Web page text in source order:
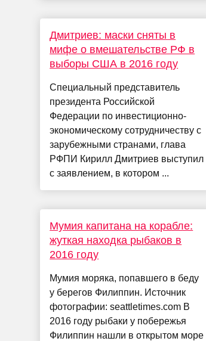
Дмитриев: маски сняты в
мифе о вмешательстве РФ в
выборы США в 2016 году
Специальный представитель
президента Российской
Федерации по инвестиционно-
экономическому сотрудничеству с
зарубежными странами, глава
РФПИ Кирилл Дмитриев выступил
с заявлением, в котором ...
Мумия капитана на корабле:
жуткая находка рыбаков в
2016 году
Мумия моряка, попавшего в беду
у берегов Филиппин. Источник
фотографии: seattletimes.com В
2016 году рыбаки у побережья
Филиппин нашли в открытом море